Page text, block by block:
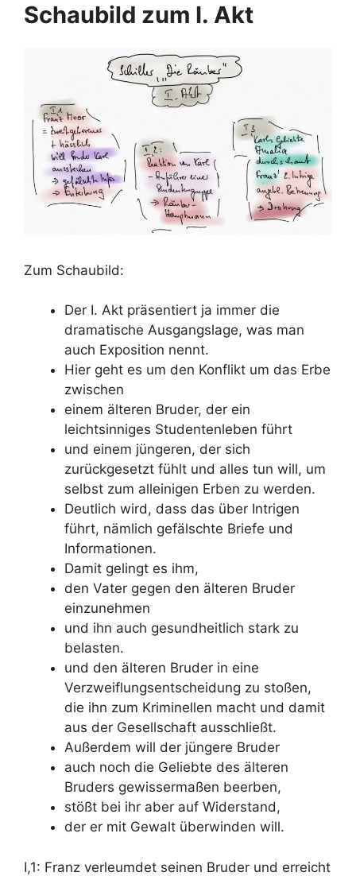
Schaubild zum I. Akt
Zum Schaubild:
Der I. Akt präsentiert ja immer die
dramatische Ausgangslage, was man
auch Exposition nennt.
Hier geht es um den Konflikt um das Erbe
zwischen
einem älteren Bruder, der ein
leichtsinniges Studentenleben führt
und einem jüngeren, der sich
zurückgesetzt fühlt und alles tun will, um
selbst zum alleinigen Erben zu werden.
Deutlich wird, dass das über Intrigen
führt, nämlich gefälschte Briefe und
Informationen.
Damit gelingt es ihm,
den Vater gegen den älteren Bruder
einzunehmen
und ihn auch gesundheitlich stark zu
belasten.
und den älteren Bruder in eine
Verzweiflungsentscheidung zu stoßen,
die ihn zum Kriminellen macht und damit
aus der Gesellschaft ausschließt.
Außerdem will der jüngere Bruder
auch noch die Geliebte des älteren
Bruders gewissermaßen beerben,
stößt bei ihr aber auf Widerstand,
der er mit Gewalt überwinden will.
I,1: Franz verleumdet seinen Bruder und erreicht